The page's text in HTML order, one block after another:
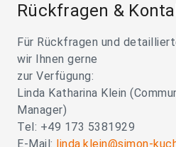
Rückfragen &
Für Rückfragen und
wir Ihnen gerne
zur Verfügung:
Linda Katharina Klein
Manager)
Tel: +49 173 5381929
E-Mail: linda.klein@simon-